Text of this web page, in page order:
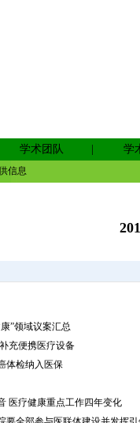
学术团队 学
信息
”领域议案汇总
充便携医疗设备
体检纳入医保
医疗健康重点工作四年变化